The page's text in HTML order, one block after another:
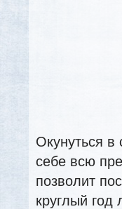
Окунуться в
себе всю
позволит
круглый год